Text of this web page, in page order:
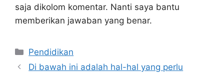
saja dikolom komentar. Nanti saya bantu
memberikan jawaban yang benar.
Kategori
Pendidikan
Di bawah ini adalah hal-hal yang perlu